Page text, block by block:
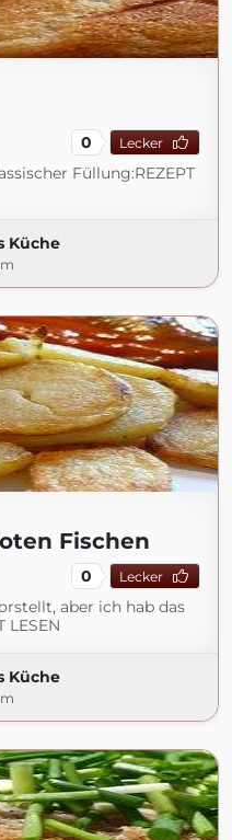
0 Lecker
Füllung:REZEPT
Küche
Fischen
0 Lecker
aber ich hab das
LESEN
Küche